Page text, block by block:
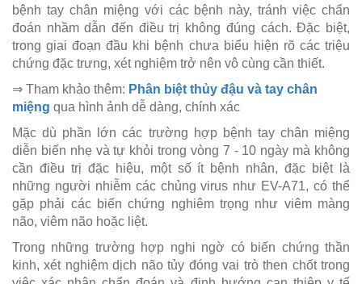
bệnh tay chân miệng với các bệnh này, tránh việc chẩn
đoán nhầm dẫn đến điều trị không đúng cách. Đặc biệt,
trong giai đoạn đầu khi bệnh chưa biểu hiện rõ các triệu
chứng đặc trưng, xét nghiệm trở nên vô cùng cần thiết.
⇒ Tham khảo thêm: Phân biệt thủy đậu và tay chân
miệng qua hình ảnh dễ dàng, chính xác
Mặc dù phần lớn các trường hợp bệnh tay chân miệng
diễn biến nhẹ và tự khỏi trong vòng 7 - 10 ngày mà không
cần điều trị đặc hiệu, một số ít bệnh nhân, đặc biệt là
những người nhiễm các chủng virus như EV-A71, có thể
gặp phải các biến chứng nghiêm trọng như viêm màng
não, viêm não hoặc liệt.
Trong những trường hợp nghi ngờ có biến chứng thần
kinh, xét nghiệm dịch não tủy đóng vai trò then chốt trong